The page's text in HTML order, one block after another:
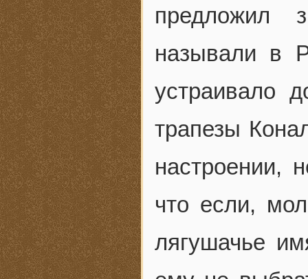
предложил
называли в
устраивало
трапезы
настроении,
что если,
лягушачье